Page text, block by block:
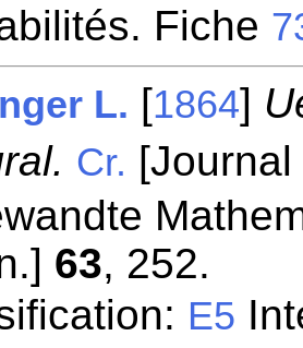
Fiche
L. [1864]
Cr.
63, 252.
E5